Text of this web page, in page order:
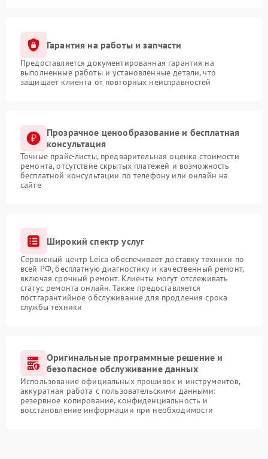
Гарантия на работы и запчасти
Предоставляется документированная гарантия на
выполненные работы и установленные детали, что
защищает клиента от повторных неисправностей
Прозрачное ценообразование и бесплатная
консультация
Точные прайс-листы, предварительная оценка стоимости
ремонта, отсутствие скрытых платежей и возможность
бесплатной консультации по телефону или онлайн на
сайте
Широкий спектр услуг
Сервисный центр Leica обеспечивает доставку техники по
всей РФ, бесплатную диагностику и качественный ремонт,
включая срочный ремонт. Клиенты могут отслеживать
статус ремонта онлайн. Также предоставляется
постгарантийное обслуживание для продления срока
службы техники
Оригинальные программные решение и
безопасное обслуживание данных
Использование официальных прошивок и инструментов,
аккуратная работа с пользовательскими данными:
резервное копирование, конфиденциальность и
восстановление информации при необходимости